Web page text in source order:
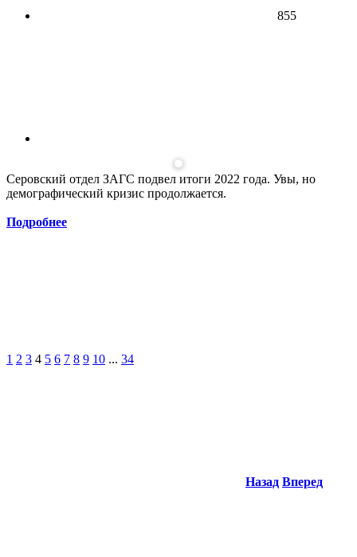
855
Серовский отдел ЗАГС подвел итоги 2022 года. Увы, но
демографический кризис продолжается.
Подробнее
1 2 3 4 5 6 7 8 9 10 ... 34
Назад Вперед